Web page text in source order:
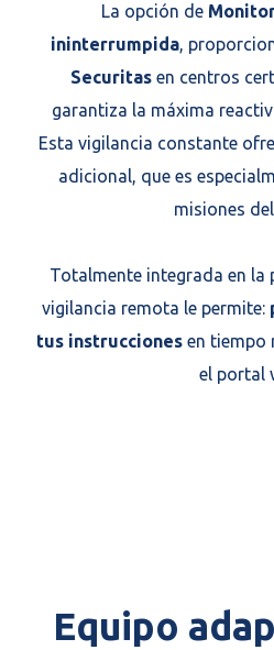
La opción de
ininterrumpida,
Securitasen centros
garantiza la máxima
Esta vigilancia constante
adicional, que es
misiones
Totalmente integrada en la
vigilancia remota le permite:
tus instrucciones en tiempo
el portal
Equipo